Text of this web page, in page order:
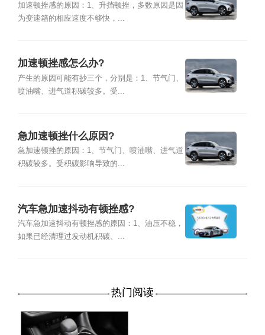
加速顿挫感的原因：1、升挡顿挫，多数原因是因
为变速箱的相应速度不够快，...
加速顿挫感怎么办?
产生的原因可能有抄三个，分别是：1、节气门、
喷油嘴、进气道积碳较多。受...
急加速顿挫什么原因?
急加速顿挫的原因：1、节气门、喷油嘴、进气道
积碳较多。受积碳影响导致的...
汽车急加速抖动有顿挫感?
汽车急加速抖动有顿挫感的原因：1、油压不稳，
如果已经清理过发动机积碳、...
热门阅读